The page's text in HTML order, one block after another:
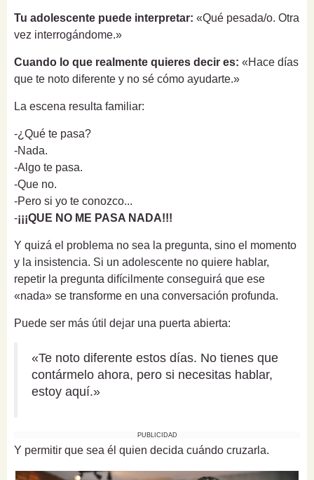
Tu adolescente puede interpretar: «Qué pesada/o. Otra
vez interrogándome.»
Cuando lo que realmente quieres decir es: «Hace días
que te noto diferente y no sé cómo ayudarte.»
La escena resulta familiar:
-¿Qué te pasa?
-Nada.
-Algo te pasa.
-Que no.
-Pero si yo te conozco...
-¡¡¡QUE NO ME PASA NADA!!!
Y quizá el problema no sea la pregunta, sino el momento
y la insistencia. Si un adolescente no quiere hablar,
repetir la pregunta difícilmente conseguirá que ese
«nada» se transforme en una conversación profunda.
Puede ser más útil dejar una puerta abierta:
«Te noto diferente estos días. No tienes que
contármelo ahora, pero si necesitas hablar,
estoy aquí.»
PUBLICIDAD
Y permitir que sea él quien decida cuándo cruzarla.